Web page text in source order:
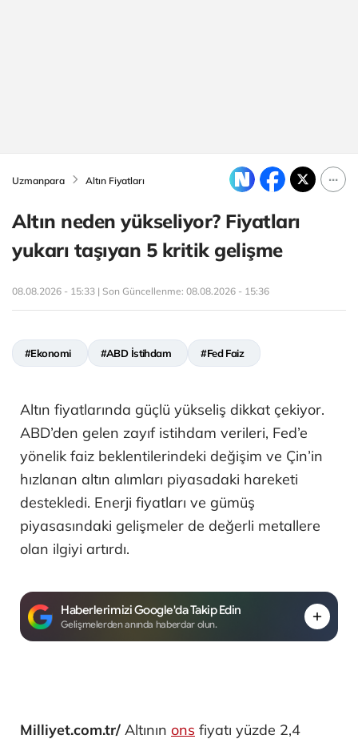
Uzmanpara Altın Fiyatları
Altın neden yükseliyor? Fiyatları
yukarı taşıyan 5 kritik gelişme
08.08.2026 - 15:33 | Son Güncellenme: 08.08.2026 - 15:36
#Ekonomi #ABD İstihdam #Fed Faiz
Altın fiyatlarında güçlü yükseliş dikkat çekiyor.
ABD’den gelen zayıf istihdam verileri, Fed’e
yönelik faiz beklentilerindeki değişim ve Çin’in
hızlanan altın alımları piyasadaki hareketi
destekledi. Enerji fiyatları ve gümüş
piyasasındaki gelişmeler de değerli metallere
olan ilgiyi artırdı.
Haberlerimizi Google'da Takip Edin
Gelişmelerden anında haberdar olun.
Milliyet.com.tr/ Altının ons fiyatı yüzde 2,4